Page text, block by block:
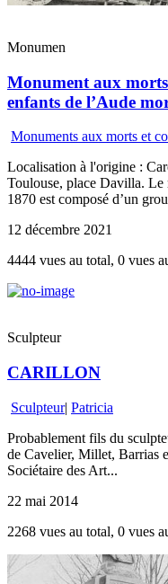
Monumen
Monument aux
enfants de l’Aude
Monuments aux morts et
Localisation à l'origine :
Toulouse, place Davilla. Le
1870 est composé d’un
12 décembre 2021
4444 vues au total, 0 vues
Sculpteur
CARILLON
Sculpteur| Patricia
Probablement fils du
de Cavelier, Millet, Barrias
Sociétaire des Art...
22 mai 2014
2268 vues au total, 0 vues